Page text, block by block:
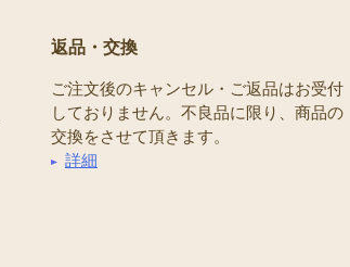
返品・交換
ご注文後のキャンセル・ご返品はお受付
しておりません。不良品に限り、商品の
交換をさせて頂きます。
詳細